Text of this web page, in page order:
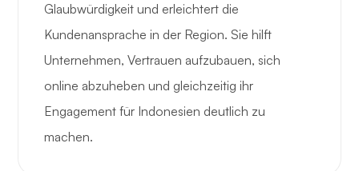
Glaubwürdigkeit und erleichtert die
Kundenansprache in der Region. Sie hilft
Unternehmen, Vertrauen aufzubauen, sich
online abzuheben und gleichzeitig ihr
Engagement für Indonesien deutlich zu
machen.